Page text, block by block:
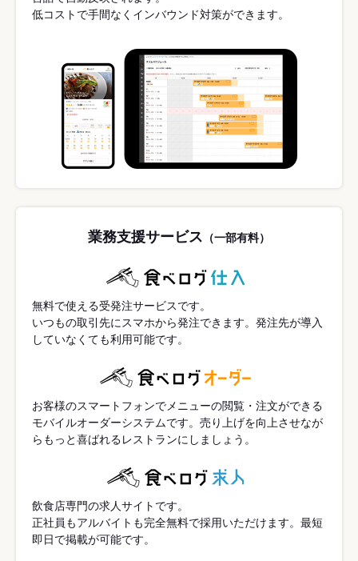
低コストで手間なくインバウンド対策ができます。
業務支援サービス （一部有料）
無料で使える受発注サービスです。
いつもの取引先にスマホから発注できます。発注先が導入
していなくても利用可能です。
お客様のスマートフォンでメニューの閲覧・注文ができる
モバイルオーダーシステムです。売り上げを向上させなが
らもっと喜ばれるレストランにしましょう。
飲食店専門の求人サイトです。
正社員もアルバイトも完全無料で採用いただけます。最短
即日で掲載が可能です。